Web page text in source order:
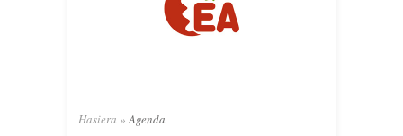
Hasiera » Agenda